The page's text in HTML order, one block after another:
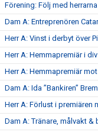
Förening: Följ med
Dam A: Entreprenören
Herr A: Vinst i derbyt över
Herr A: Hemmapremiär i
Herr A: Hemmapremiär
Dam A: Ida ”Bankiren”
Herr A: Förlust i premiären
Dam A: Tränare, målvakt